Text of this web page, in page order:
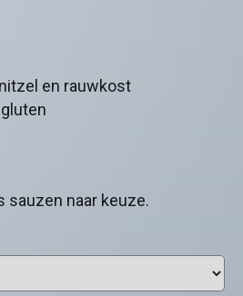
en rauwkost
sauzen naar keuze.